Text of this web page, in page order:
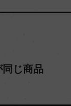
同じ商品